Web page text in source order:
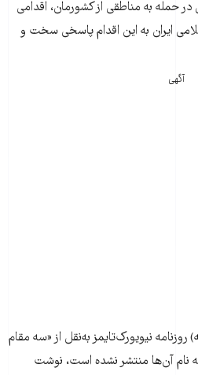
حمله به مناطقی از کشورمان، اقدامی
ایران به این اقدام پاسخی سخت و
آگهی
نیویورک‌تایمز به‌نقل از «سه مقام
که نام آن‌ها منتشر نشده است، نوشت